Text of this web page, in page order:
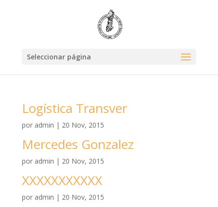
Seleccionar página
Logística Transver
por admin | 20 Nov, 2015
Mercedes Gonzalez
por admin | 20 Nov, 2015
XXXXXXXXXXX
por admin | 20 Nov, 2015